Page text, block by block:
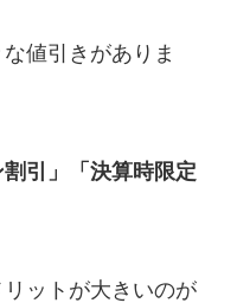
値引きがありま
割引」「決算時限定
ットが大きいのが